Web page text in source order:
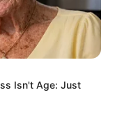
Isn't Age: Just